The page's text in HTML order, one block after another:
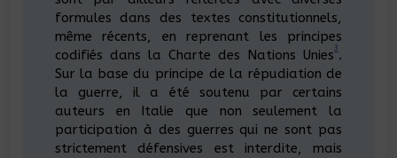
formules dans des textes constitutionnels,
même récents, en reprenant les principes
codifiés dans la Charte des Nations Unies3 .
Sur la base du principe de la répudiation de
la guerre, il a été soutenu par certains
auteurs en Italie que non seulement la
participation à des guerres qui ne sont pas
strictement défensives est interdite, mais